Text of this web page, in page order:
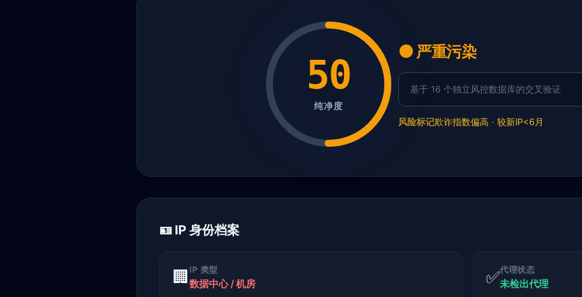
50
纯净度
🟠 严重污染
基于 16 个独立风控数据库的交叉验证
风险标记欺诈指数偏高 · 较新IP<6月
🪪 IP 身份档案
🏢 IP 类型
数据中心 / 机房 ✅代理状态
未检出代理